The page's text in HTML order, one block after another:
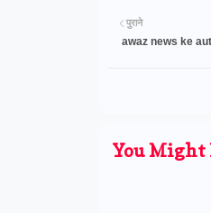
पुराने
awaz news ke
You Might